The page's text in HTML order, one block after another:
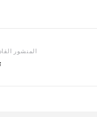
المنشور